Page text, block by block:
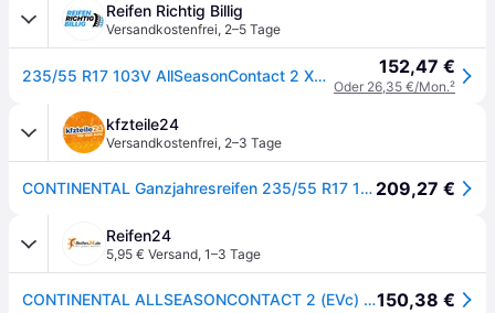
Reifen Richtig Billig
Versandkostenfrei, 2–5 Tage
235/55 R17 103V AllSeasonContact 2 XL EVc 152,47 €
Oder 26,35 €/Mon.²
kfzteile24
Versandkostenfrei, 2–3 Tage
CONTINENTAL Ganzjahresreifen 235/55 R17 103V XL EVc - AllSeasonContact 2 03201480000 209,27 €
Reifen24
5,95 € Versand, 1–3 Tage
CONTINENTAL ALLSEASONCONTACT 2 (EVc) 235/55R17 103V (EVc) XL BSW150,38 €